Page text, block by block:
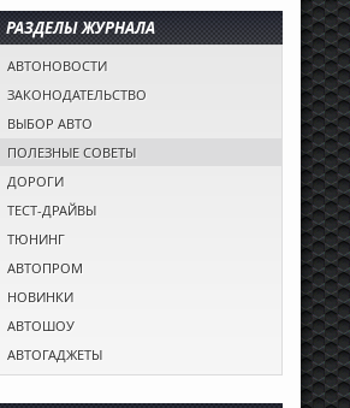
РАЗДЕЛЫ ЖУРНАЛА
АВТОНОВОСТИ
ЗАКОНОДАТЕЛЬСТВО
ВЫБОР АВТО
ПОЛЕЗНЫЕ СОВЕТЫ
ДОРОГИ
ТЕСТ-ДРАЙВЫ
ТЮНИНГ
АВТОПРОМ
НОВИНКИ
АВТОШОУ
АВТОГАДЖЕТЫ